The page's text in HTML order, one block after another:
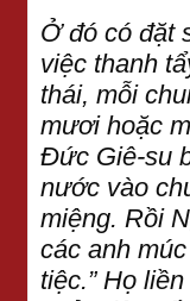
Ở đó có đặt
việc thanh
thái, mỗi
mươi hoặc
Đức Giê-su
nước vào
miệng. Rồi
các anh
tiệc.” Họ